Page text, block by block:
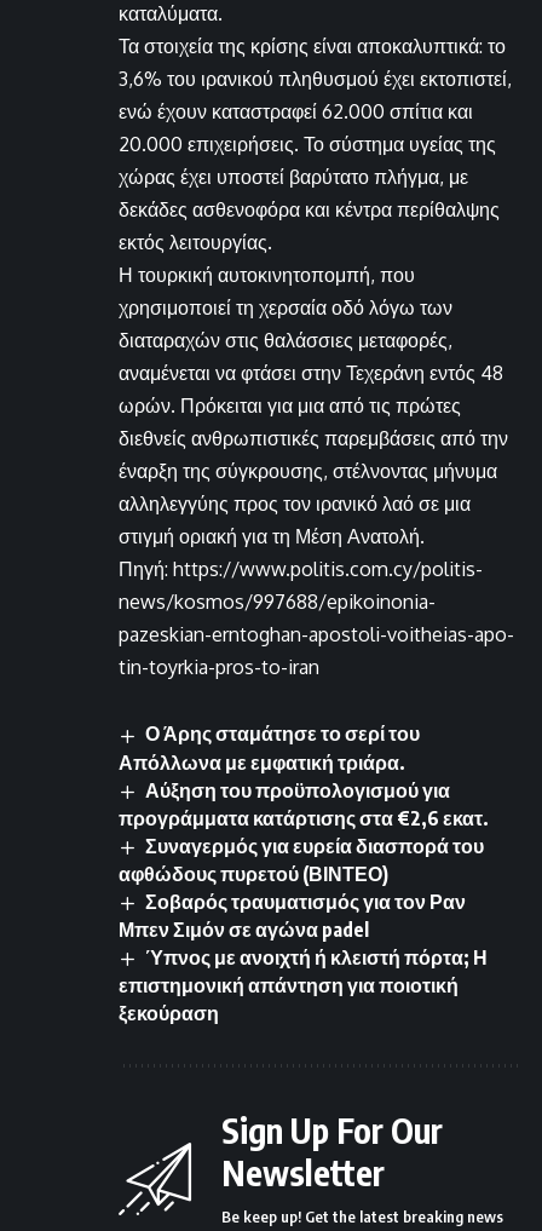
καταλύματα.
Τα στοιχεία της κρίσης είναι αποκαλυπτικά: το
3,6% του ιρανικού πληθυσμού έχει εκτοπιστεί,
ενώ έχουν καταστραφεί 62.000 σπίτια και
20.000 επιχειρήσεις. Το σύστημα υγείας της
χώρας έχει υποστεί βαρύτατο πλήγμα, με
δεκάδες ασθενοφόρα και κέντρα περίθαλψης
εκτός λειτουργίας.
Η τουρκική αυτοκινητοπομπή, που
χρησιμοποιεί τη χερσαία οδό λόγω των
διαταραχών στις θαλάσσιες μεταφορές,
αναμένεται να φτάσει στην Τεχεράνη εντός 48
ωρών. Πρόκειται για μια από τις πρώτες
διεθνείς ανθρωπιστικές παρεμβάσεις από την
έναρξη της σύγκρουσης, στέλνοντας μήνυμα
αλληλεγγύης προς τον ιρανικό λαό σε μια
στιγμή οριακή για τη Μέση Ανατολή.
Πηγή: https://www.politis.com.cy/politis-
news/kosmos/997688/epikoinonia-
pazeskian-erntoghan-apostoli-voitheias-apo-
tin-toyrkia-pros-to-iran
Ο Άρης σταμάτησε το σερί του
Απόλλωνα με εμφατική τριάρα.
Αύξηση του προϋπολογισμού για
προγράμματα κατάρτισης στα €2,6 εκατ.
Συναγερμός για ευρεία διασπορά του
αφθώδους πυρετού (ΒΙΝΤΕΟ)
Σοβαρός τραυματισμός για τον Ραν
Μπεν Σιμόν σε αγώνα padel
Ύπνος με ανοιχτή ή κλειστή πόρτα; Η
επιστημονική απάντηση για ποιοτική
ξεκούραση
Sign Up For Our
Newsletter
Be keep up! Get the latest breaking news